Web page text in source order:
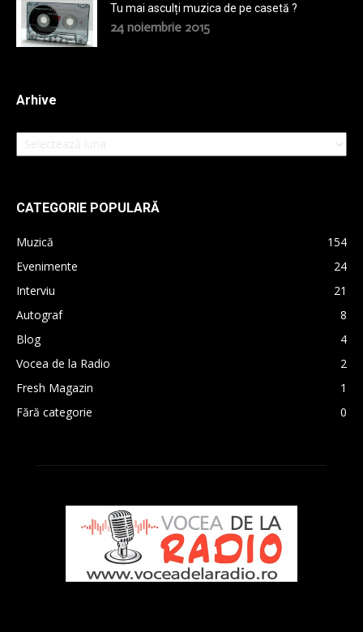
Tu mai asculți muzica de pe casetă ?
24 noiembrie 2015
Arhive
Arhive
CATEGORIE POPULARĂ
Muzică
154
Evenimente
24
Interviu
21
Autograf
8
Blog
4
Vocea de la Radio
2
Fresh Magazin
1
Fără categorie
0